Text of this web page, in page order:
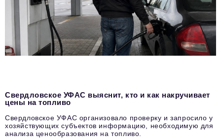
Свердловское УФАС выяснит, кто и как накручивает
цены на топливо
Свердловское УФАС организовало проверку и запросило у
хозяйствующих субъектов информацию, необходимую для
анализа ценообразования на топливо.